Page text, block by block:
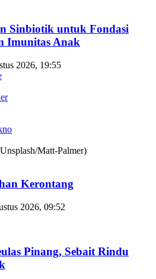
Sinbiotik untuk Fondasi
Imunitas Anak
2026, 19:55
Kerontang
2026, 09:52
Pinang, Sebait Rindu